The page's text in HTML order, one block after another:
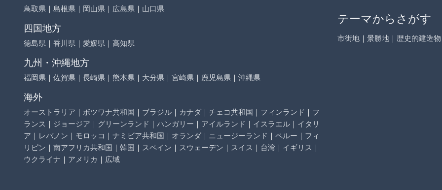
鳥取県 ｜ 島根県 ｜ 岡山県 ｜ 広島県 ｜ 山口県
四国地方
徳島県 ｜ 香川県 ｜ 愛媛県 ｜ 高知県
九州・沖縄地方
福岡県 ｜ 佐賀県 ｜ 長崎県 ｜ 熊本県 ｜ 大分県 ｜ 宮崎県 ｜ 鹿児島県 ｜ 沖縄県
海外
オーストラリア ｜ ボツワナ共和国 ｜ ブラジル ｜ カナダ ｜ チェコ共和国 ｜ フィンランド ｜ フ
ランス ｜ ジョージア ｜ グリーンランド ｜ ハンガリー ｜ アイルランド ｜ イスラエル ｜ イタリ
ア ｜ レバノン ｜ モロッコ ｜ ナミビア共和国 ｜ オランダ ｜ ニュージーランド ｜ ペルー ｜ フィ
リピン ｜ 南アフリカ共和国 ｜ 韓国 ｜ スペイン ｜ スウェーデン ｜ スイス ｜ 台湾 ｜ イギリス ｜
ウクライナ ｜ アメリカ ｜ 広域
テーマからさがす
市街地 ｜ 景勝地 ｜ 歴史的建造物